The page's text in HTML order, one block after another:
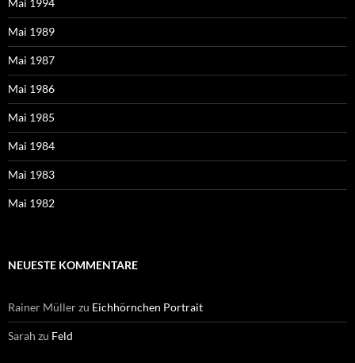
Mai 1994
Mai 1989
Mai 1987
Mai 1986
Mai 1985
Mai 1984
Mai 1983
Mai 1982
NEUESTE KOMMENTARE
Rainer Müllerzu Eichhörnchen Portrait
Sarah zu Feld